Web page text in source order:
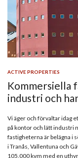
ACTIVE PROPERTIES
Kommersiella
industri och
Vi äger och förvaltar idag
på kontor och lätt industri
fastigheterna är belägna i
i Tranås, Vallentuna och
105.000 kvm med en